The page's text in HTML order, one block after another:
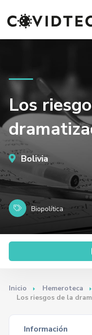
Los
Bolivia
Biopolítica
Inicio
Hemeroteca
Los riesgos de la
Información